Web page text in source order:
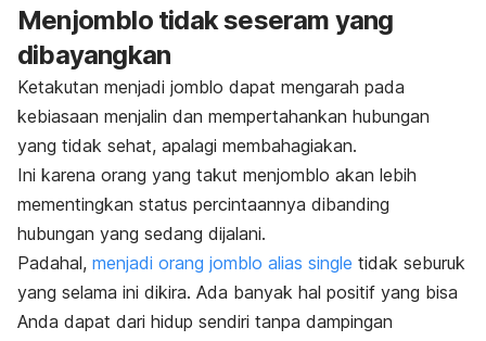
Menjomblo tidak seseram yang
dibayangkan
Ketakutan menjadi jomblo dapat mengarah pada
kebiasaan menjalin dan mempertahankan hubungan
yang tidak sehat, apalagi membahagiakan.
Ini karena orang yang takut menjomblo akan lebih
mementingkan status percintaannya dibanding
hubungan yang sedang dijalani.
Padahal, menjadi orang jomblo alias single tidak seburuk
yang selama ini dikira. Ada banyak hal positif yang bisa
Anda dapat dari hidup sendiri tanpa dampingan